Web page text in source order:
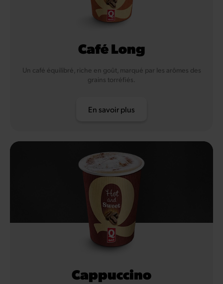
Café Long
Un café équilibré, riche en goût, marqué par les arômes des
grains torréfiés.
En savoir plus
Cappuccino